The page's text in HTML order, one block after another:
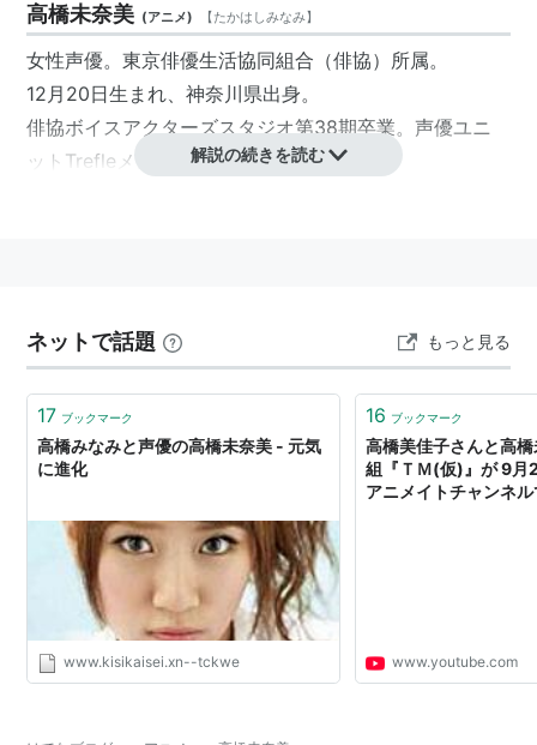
高橋未奈美 (アニメ) 【たかはしみなみ】
女性声優。東京俳優生活協同組合（俳協）所属。
12月20日生まれ、神奈川県出身。
俳協ボイスアクターズスタジオ第38期卒業。声優ユニ
ットTrefleメンバー。
ログ・ホライズン（明日架）
神さまのいない日曜日（ルン・サジタリウス）
幻影ヲ駆ケル太陽（リムロ）
変態王子と笑わない猫。（モリイ）
selector infected WIXOSS/selector spread
WIXOSS（緑子）
Hi☆sCoool! セハガール（セガサターン）
まじもじるるも（下村雅子）
ハイスクールD×D BorN（黒歌）
ミカグラ学園組曲（離宮ルミナ）
食戟のソーマ/食戟のソーマ 弐ノ皿/食戟のソーマ 餐
解説の続きを読む
ネットで話題 もっと見る
17 ブックマーク
高橋みなみと声優の高橋未奈美 - 元気
に進化
www.kisikaisei.xn--tckwe
16 ブックマーク
高橋美佳子さんと高
組『ＴＭ(仮)』が 9月
アニメイトチャンネ
www.youtube.com